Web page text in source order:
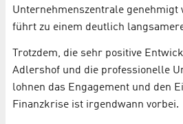
Unternehmenszentrale genehmigt
führt zu einem deutlich
Trotzdem, die sehr positive
Adlershof und die professionelle
lohnen das Engagement und den
Finanzkrise ist irgendwann vorbei.